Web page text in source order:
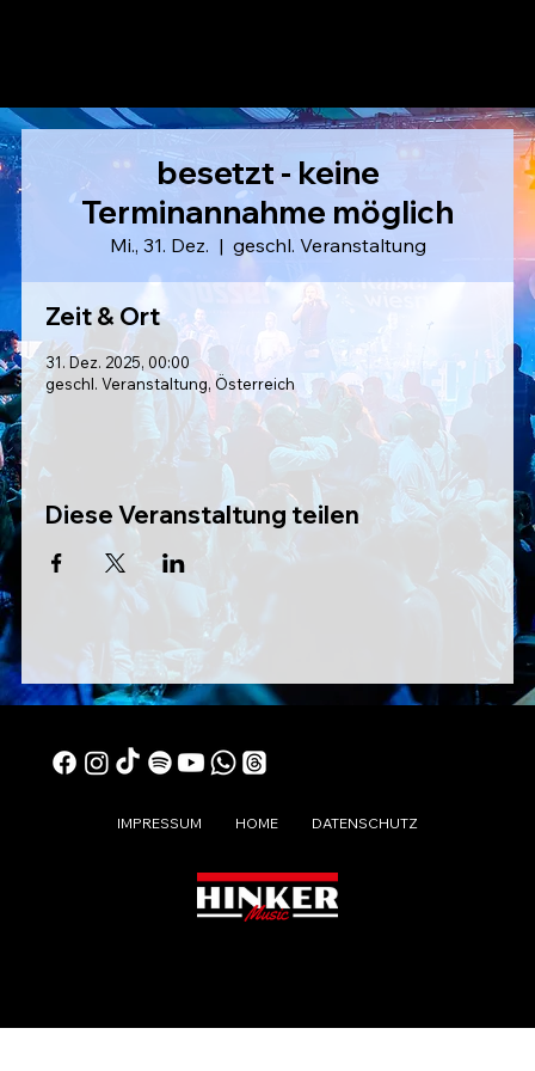
besetzt - keine
Terminannahme möglich
Mi., 31. Dez.
  |
geschl. Veranstaltung
Zeit & Ort
31. Dez. 2025, 00:00
geschl. Veranstaltung, Österreich
Diese Veranstaltung teilen
IMPRESSUM HOME DATENSCHUTZ